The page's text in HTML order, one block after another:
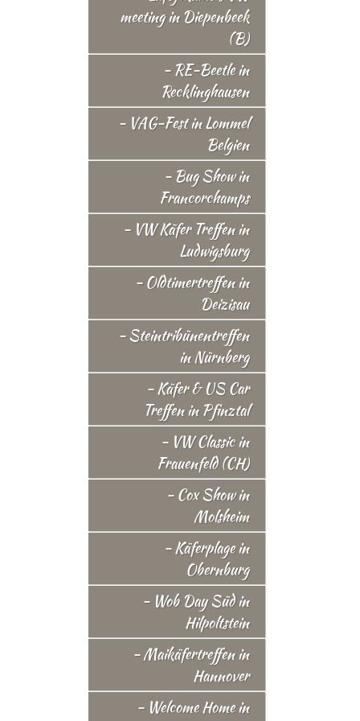
meeting in Diepenbeek
(B)
- RE-Beetle in
Recklinghausen
- VAG-Fest in Lommel
Belgien
- Bug Show in
Francorchamps
- VW Käfer Treffen in
Ludwigsburg
- Oldtimertreffen in
Deizisau
- Steintribünentreffen
in Nürnberg
- Käfer & US Car
Treffen in Pfinztal
- VW Classic in
Frauenfeld (CH)
- Cox Show in
Molsheim
- Käferplage in
Obernburg
- Wob Day Süd in
Hilpoltstein
- Maikäfertreffen in
Hannover
- Welcome Home in